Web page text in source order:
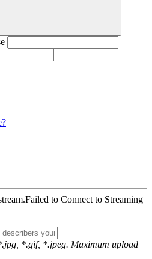
Failed to Connect to Streaming
*.gif, *.jpeg. Maximum upload